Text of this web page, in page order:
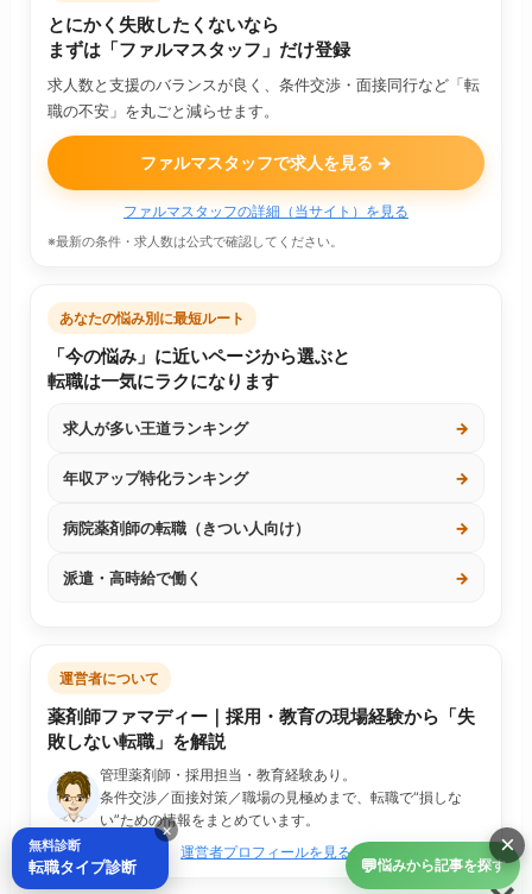
とにかく失敗したくないなら
まずは「ファルマスタッフ」だけ登録
求人数と支援のバランスが良く、条件交渉・面接同行など「転
職の不安」を丸ごと減らせます。
ファルマスタッフで求人を見る →
ファルマスタッフの詳細（当サイト）を見る
※最新の条件・求人数は公式で確認してください。
あなたの悩み別に最短ルート
「今の悩み」に近いページから選ぶと
転職は一気にラクになります
求人が多い王道ランキング →
年収アップ特化ランキング →
病院薬剤師の転職（きつい人向け） →
派遣・高時給で働く →
運営者について
薬剤師ファマディー｜採用・教育の現場経験から「失
敗しない転職」を解説
管理薬剤師・採用担当・教育経験あり。
条件交渉／面接対策／職場の見極めまで、転職で“損しな
い”ための情報をまとめています。
運営者プロフィールを見る
💬悩みから記事を探す
×
×
無料診断
転職タイプ診断